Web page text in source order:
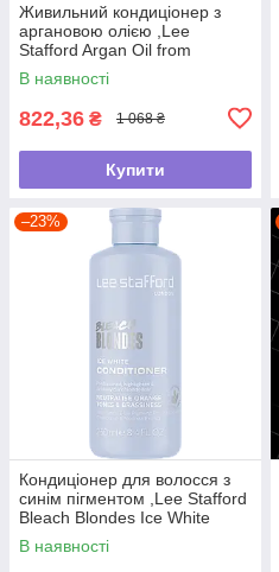
Живильний кондиціонер з
аргановою олією ,Lee
Stafford Argan Oil from
Morocco Nourishing
Conditioner ,250мл
В наявності
822,36 ₴ 1 068 ₴
Купити
–23%
Кондиціонер для волосся з
синім пігментом ,Lee Stafford
Bleach Blondes Ice White
Toning Conditioner ,250мл
В наявності